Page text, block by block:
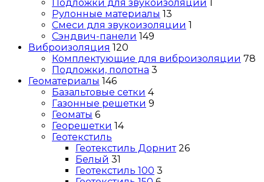
Подложки для звукоизоляции 1
Рулонные материалы 13
Смеси для звукоизоляции 1
Сэндвич-панели 149
Виброизоляция 120
Комплектующие для виброизоляции 78
Подложки, полотна 3
Геоматериалы 146
Базальтовые сетки 4
Газонные решетки 9
Геоматы 6
Георешетки 14
Геотекстиль
Геотекстиль Дорнит 26
Белый 31
Геотекстиль 100 3